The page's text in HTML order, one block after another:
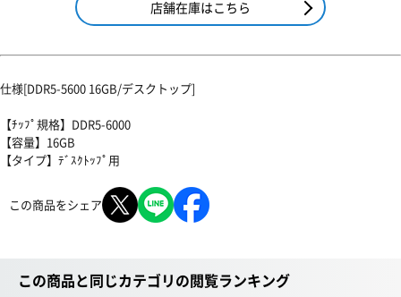
店舗在庫はこちら
仕様[DDR5-5600 16GB/デスクトップ]
【ﾁｯﾌﾟ規格】DDR5-6000
【容量】16GB
【タイプ】ﾃﾞｽｸﾄｯﾌﾟ用
この商品をシェア
この商品と同じカテゴリの閲覧ランキング